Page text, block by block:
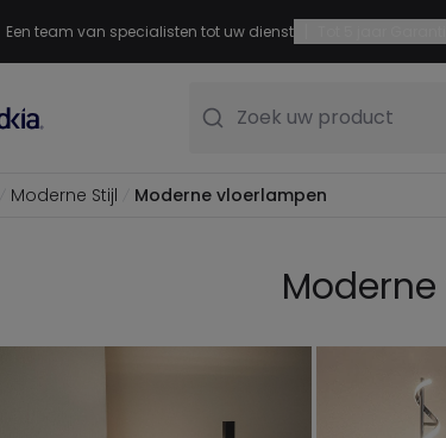
Een team van specialisten tot uw dienst
Zoek uw product
Moderne Stijl Moderne vloerlampen